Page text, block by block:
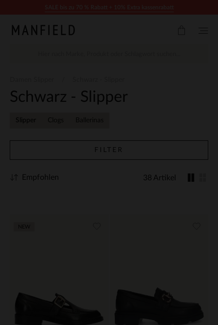
Schwarz - Slipper
Slipper Clogs Ballerinas
FILTER
38 Artikel
Empfohlen